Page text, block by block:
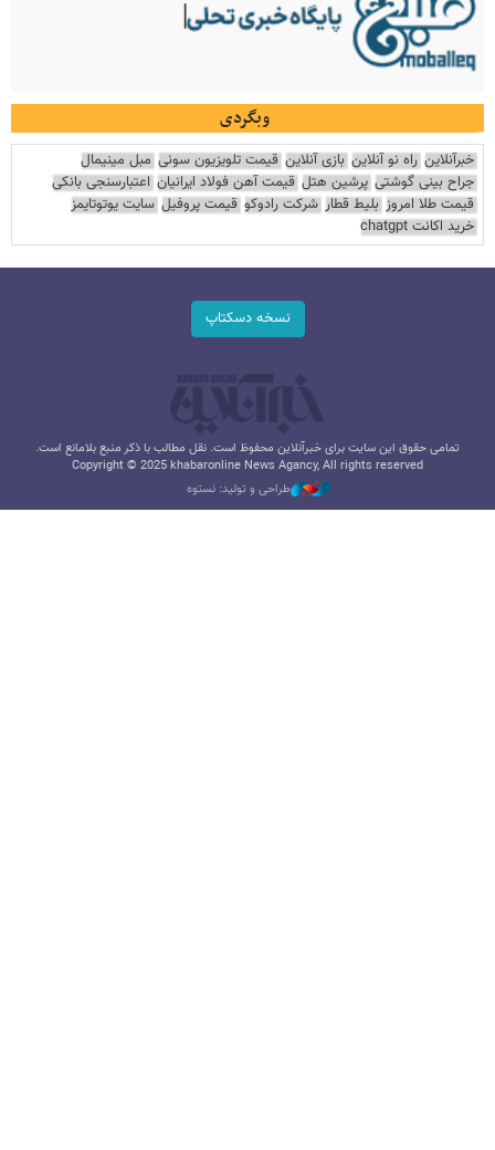
وبگردی
خبرآنلاین راه نو آنلاین بازی آنلاین قیمت تلویزیون سونی مبل مینیمال
جراح بینی گوشتی پرشین هتل قیمت آهن فولاد ایرانیان اعتبارسنجی بانکی
قیمت طلا امروز بلیط قطار شرکت رادوکو قیمت پروفیل سایت یوتوتایمز
خرید اکانت chatgpt
نسخه دسکتاپ
تمامی حقوق این سایت برای خبرآنلاین محفوظ است. نقل مطالب با ذکر منبع بلامانع است.
Copyright © 2025 khabaronline News Agancy, All rights reserved
طراحی و تولید: نستوه